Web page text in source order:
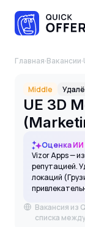
Главная·Вакансии·
Middle
UE 3D
Оценка ИИ
Vizor Apps —
репутацией.
локаций
Вакансия из
списка